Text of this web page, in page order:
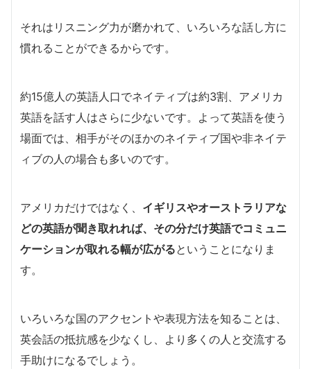
それはリスニング力が磨かれて、いろいろな話し方に
慣れることができるからです。
約15億人の英語人口でネイティブは約3割、アメリカ
英語を話す人はさらに少ないです。よって英語を使う
場面では、相手がそのほかのネイティブ国や非ネイテ
ィブの人の場合も多いのです。
アメリカだけではなく、 イギリスやオーストラリアな
どの英語が聞き取れれば、その分だけ英語でコミュニ
ケーションが取れる幅が広がるということになりま
す。
いろいろな国のアクセントや表現方法を知ることは、
英会話の抵抗感を少なくし、より多くの人と交流する
手助けになるでしょう。